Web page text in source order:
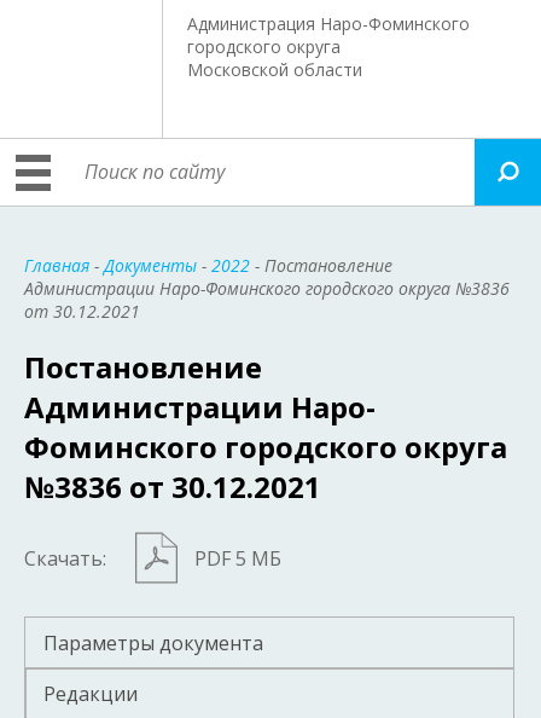
Администрация Наро-Фоминского
городского округа
Московской области
Главная -Документы - 2022 - Постановление
Администрации Наро-Фоминского городского округа №3836
от 30.12.2021
Постановление
Администрации Наро-
Фоминского городского округа
№3836 от 30.12.2021
Скачать: PDF 5 МБ
Параметры документа
Редакции